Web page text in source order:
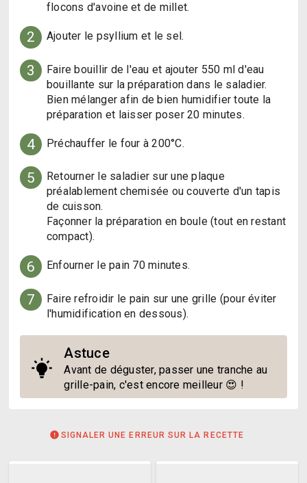
flocons d'avoine et de millet.
2 Ajouter le psyllium et le sel.
3
Faire bouillir de l'eau et ajouter 550 ml d'eau
bouillante sur la préparation dans le saladier.
Bien mélanger afin de bien humidifier toute la
préparation et laisser poser 20 minutes.
4 Préchauffer le four à 200°C.
5
Retourner le saladier sur une plaque
préalablement chemisée ou couverte d'un tapis
de cuisson.
Façonner la préparation en boule (tout en restant
compact).
6 Enfourner le pain 70 minutes.
7
Faire refroidir le pain sur une grille (pour éviter
l'humidification en dessous).
Astuce
Avant de déguster, passer une tranche au
grille-pain, c'est encore meilleur 😍 !
SIGNALER UNE ERREUR SUR LA RECETTE